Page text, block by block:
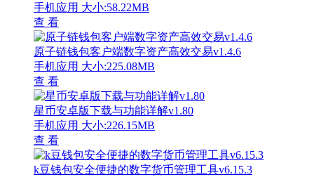
手机应用 大小:58.22MB
查 看
原子链钱包客户端数字资产高效交易v1.4.6
手机应用 大小:225.08MB
查 看
星币安卓版下载与功能详解v1.80
手机应用 大小:226.15MB
查 看
k豆钱包安全便捷的数字货币管理工具v6.15.3